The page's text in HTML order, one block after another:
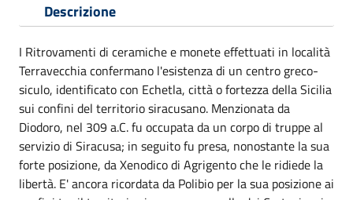
Descrizione
I Ritrovamenti di ceramiche e monete effettuati in località
Terravecchia confermano l'esistenza di un centro greco-
siculo, identificato con Echetla, città o fortezza della Sicilia
sui confini del territorio siracusano. Menzionata da
Diodoro, nel 309 a.C. fu occupata da un corpo di truppe al
servizio di Siracusa; in seguito fu presa, nonostante la sua
forte posizione, da Xenodico di Agrigento che le ridiede la
libertà. E' ancora ricordata da Polibio per la sua posizione ai